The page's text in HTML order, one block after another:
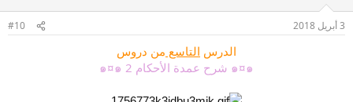
3 أبريل 2018 #10
الدرس التاسع من دروس
๑¤๑ شرح عمدة الأحكام 2 ๑¤๑